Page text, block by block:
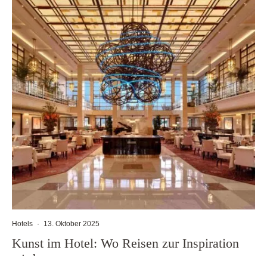
Hotels · 13. Oktober 2025
Kunst im Hotel: Wo Reisen zur Inspiration